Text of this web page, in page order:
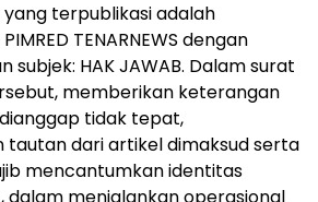
terpublikasi adalah
TENARNEWS dengan
subjek: HAK JAWAB. Dalam surat
memberikan keterangan
tidak tepat,
tautan dari artikel dimaksud serta
mencantumkan identitas